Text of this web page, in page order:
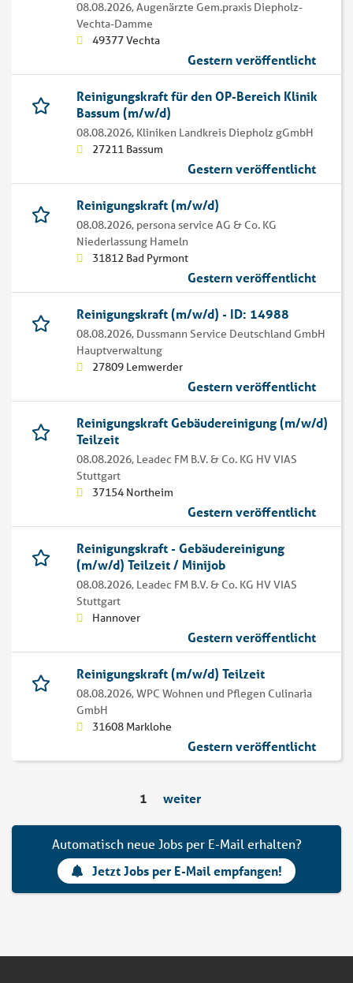
08.08.2026,Augenärzte Gem.praxis Diepholz-
Vechta-Damme
49377 Vechta
Gestern veröffentlicht
Reinigungskraft für den OP-Bereich Klinik
Bassum (m/w/d)
08.08.2026, Kliniken Landkreis Diepholz gGmbH
27211 Bassum
Gestern veröffentlicht
Reinigungskraft (m/w/d)
08.08.2026, persona service AG & Co. KG
Niederlassung Hameln
31812 Bad Pyrmont
Gestern veröffentlicht
Reinigungskraft (m/w/d) - ID: 14988
08.08.2026, Dussmann Service Deutschland GmbH
Hauptverwaltung
27809 Lemwerder
Gestern veröffentlicht
Reinigungskraft Gebäudereinigung (m/w/d)
Teilzeit
08.08.2026, Leadec FM B.V. & Co. KG HV VIAS
Stuttgart
37154 Northeim
Gestern veröffentlicht
Reinigungskraft - Gebäudereinigung
(m/w/d) Teilzeit / Minijob
08.08.2026, Leadec FM B.V. & Co. KG HV VIAS
Stuttgart
Hannover
Gestern veröffentlicht
Reinigungskraft (m/w/d) Teilzeit
08.08.2026,WPC Wohnen und Pflegen Culinaria
GmbH
31608 Marklohe
Gestern veröffentlicht
1 weiter
Automatisch neue Jobs per E-Mail erhalten?
Jetzt Jobs per E-Mail empfangen!